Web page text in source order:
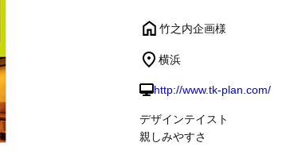
竹之内企画様
横浜
http://www.tk-plan.com/
デザインテイスト
親しみやすさ